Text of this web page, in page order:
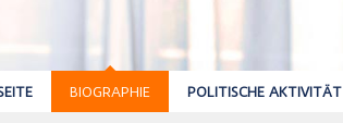
BIOGRAPHIE POLITISCHE AKTIVITÄT